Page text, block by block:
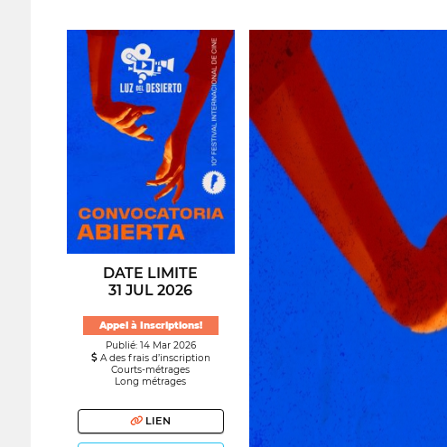
DATE LIMITE
31 JUL 2026
Appel à Inscriptions!
Publié: 14 Mar 2026
A des frais d’inscription
Courts-métrages
Long métrages
LIEN